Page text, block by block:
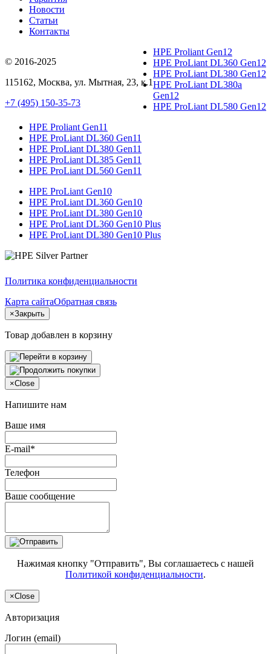
Новости
Статьи
Контакты
© 2016-2025
115162, Москва, ул. Мытная, 23, к.1
+7 (495) 150-35-73
HPE Proliant Gen12
HPE ProLiant DL360 Gen12
HPE ProLiant DL380 Gen12
HPE ProLiant DL380a
Gen12
HPE ProLiant DL580 Gen12
HPE Proliant Gen11
HPE ProLiant DL360 Gen11
HPE ProLiant DL380 Gen11
HPE ProLiant DL385 Gen11
HPE ProLiant DL560 Gen11
HPE ProLiant Gen10
HPE ProLiant DL360 Gen10
HPE ProLiant DL380 Gen10
HPE ProLiant DL360 Gen10 Plus
HPE ProLiant DL380 Gen10 Plus
Политика конфиденциальности
Карта сайтаОбратная связь
×Закрыть
Товар добавлен в корзину
×Close
Напишите нам
Ваше имя
E-mail*
Телефон
Ваше сообщение
Нажимая кнопку "Отправить", Вы соглашаетесь с нашей
Политикой конфиденциальности.
×Close
Авторизация
Логин (email)